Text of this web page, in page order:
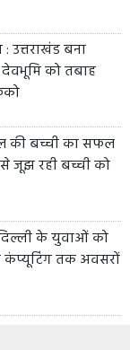
उत्तराखंड बना
देवभूमि को तबाह
की बच्ची का सफल
से जूझ रही बच्ची को
दिल्ली के युवाओं को
कंप्यूटिंग तक अवसरों